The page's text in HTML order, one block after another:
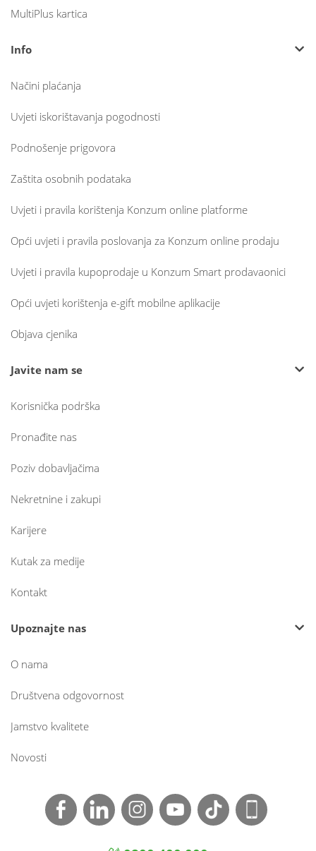
MultiPlus kartica
Info
Načini plaćanja
Uvjeti iskorištavanja pogodnosti
Podnošenje prigovora
Zaštita osobnih podataka
Uvjeti i pravila korištenja Konzum online platforme
Opći uvjeti i pravila poslovanja za Konzum online prodaju
Uvjeti i pravila kupoprodaje u Konzum Smart prodavaonici
Opći uvjeti korištenja e-gift mobilne aplikacije
Objava cjenika
Javite nam se
Korisnička podrška
Pronađite nas
Poziv dobavljačima
Nekretnine i zakupi
Karijere
Kutak za medije
Kontakt
Upoznajte nas
O nama
Društvena odgovornost
Jamstvo kvalitete
Novosti